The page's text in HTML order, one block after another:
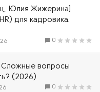
Юлия Жижерина]
для кадровика.
0
вопросы
(2026)
0